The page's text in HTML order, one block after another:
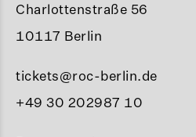
Charlottenstraße 56
10117 Berlin
tickets@roc-berlin.de
+49 30 202987 10